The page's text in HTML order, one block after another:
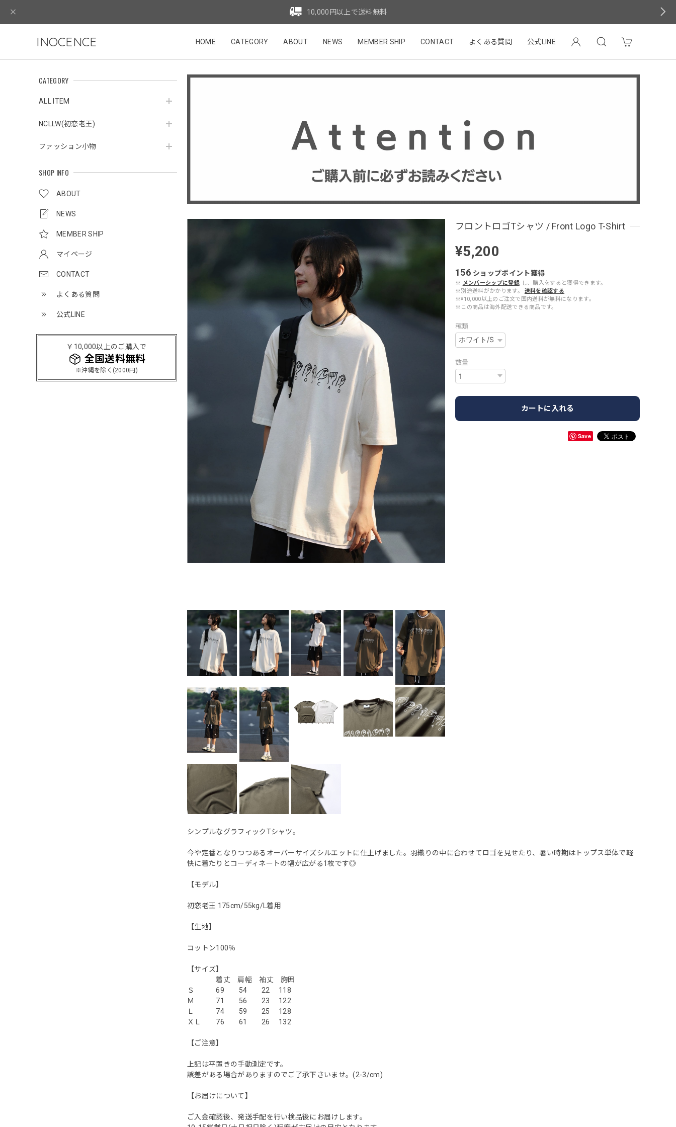
10,000円以上で送料無料
INOCENCE HOME CATEGORY ABOUT NEWS MEMBER SHIP CONTACT よくある質問 公式LINE
CATEGORY
ALL ITEM
NCLLW(初恋老王)
ファッション小物
SHOP INFO
ABOUT
NEWS
MEMBER SHIP
マイページ
CONTACT
よくある質問
公式LINE
￥10,000以上のご購入で
全国送料無料
※沖縄を除く(2000円)
フロントロゴTシャツ / Front Logo T-Shirt
¥5,200
156 ショップポイント獲得
※ メンバーシップに登録
し、購入をすると獲得できます。
※別途送料がかかります。
送料を確認する
※¥10,000以上のご注文で国内送料が無料になります。
※この商品は海外配送できる商品です。
種類
数量
カートに入れる
Save
シンプルなグラフィックTシャツ。
今や定番となりつつあるオーバーサイズシルエットに仕上げました。羽織りの中に合わせてロゴを見せたり、暑い時期はトップス単体で軽
快に着たりとコーディネートの幅が広がる1枚です◎
【モデル】
初恋老王 175cm/55kg/L着用
【生地】
コットン100％
【サイズ】
着丈 肩幅 袖丈 胸囲
Ｓ 69 54 22 118
Ｍ 71 56 23 122
Ｌ 74 59 25 128
ＸＬ 76 61 26 132
【ご注意】
上記は平置きの手動測定です。
誤差がある場合がありますのでご了承下さいませ。(2-3/cm)
【お届けについて】
ご入金確認後、発送手配を行い検品後にお届けします。